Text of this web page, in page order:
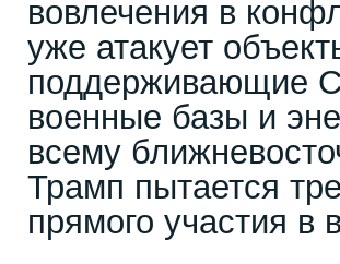
вовлечения в
уже атакует
поддерживающие
военные базы и
всему
Трамп пытается
прямого участия в